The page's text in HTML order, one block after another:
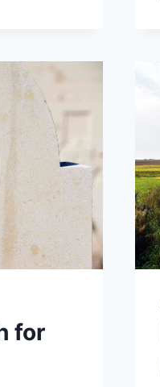
for